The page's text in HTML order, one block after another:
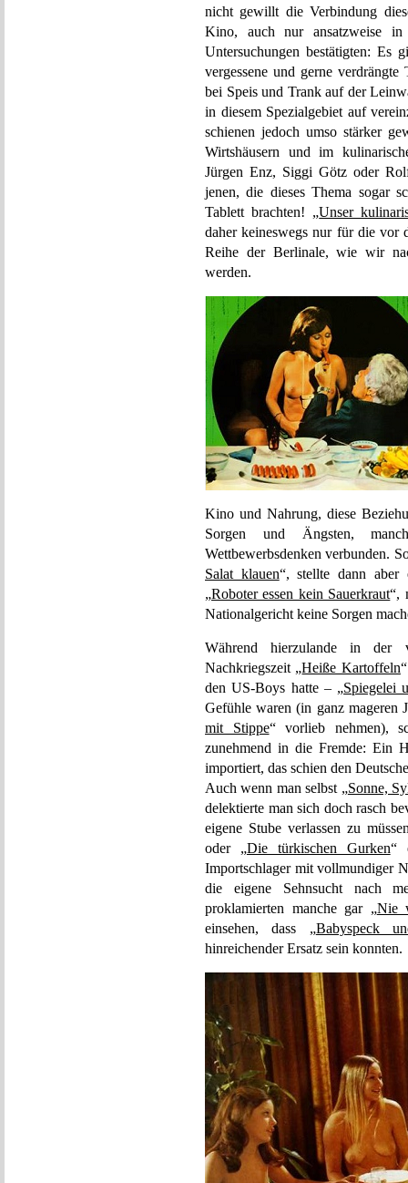
nicht gewillt die Verbindung
Kino, auch nur ansatzweise
Untersuchungen bestätigten: Es
vergessene und gerne
bei Speis und Trank auf der
in diesem Spezialgebiet auf
schienen jedoch umso stärker
Wirtshäusern und im
Jürgen Enz, Siggi Götz oder
jenen, die dieses Thema sogar
Tablett brachten! „Unser
daher keineswegs nur für die vor
Reihe der Berlinale, wie wir
werden.
Kino und Nahrung, diese
Sorgen und Ängsten,
Wettbewerbsdenken verbunden.
Salat klauen“, stellte dann aber
„Roboter essen kein Sauerkraut“,
Nationalgericht keine Sorgen
Während hierzulande in der
Nachkriegszeit „Heiße Kartoffeln
den US-Boys hatte – „Spiegelei
Gefühle waren (in ganz mageren
mit Stippe“ vorlieb nehmen),
zunehmend in die Fremde: Ein
importiert, das schien den
Auch wenn man selbst „Sonne,
delektierte man sich doch rasch
eigene Stube verlassen zu
oder „Die türkischen Gurken“
Importschlager mit vollmundiger
die eigene Sehnsucht nach
proklamierten manche gar „Nie
einsehen, dass „Babyspeck
hinreichender Ersatz sein konnten.